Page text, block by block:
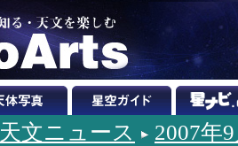
天文ニュース 2007年